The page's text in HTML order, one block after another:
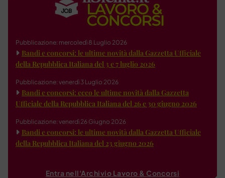
Pubblicazione: mercoledì 8 Luglio 2026
Bandi e concorsi: le ultime novità dalla Gazzetta Ufficiale
della Repubblica Italiana del 3 e 7 luglio 2026
Pubblicazione: venerdì 3 Luglio 2026
Bandi e concorsi: ecco le ultime novità dalla Gazzetta
Ufficiale della Repubblica Italiana del 26 e 30 giugno 2026
Pubblicazione: venerdì 26 Giugno 2026
Bandi e concorsi: le ultime novità dalla Gazzetta Ufficiale
della Repubblica Italiana del 23 giugno 2026
Entra nell'Archivio Lavoro & Concorsi